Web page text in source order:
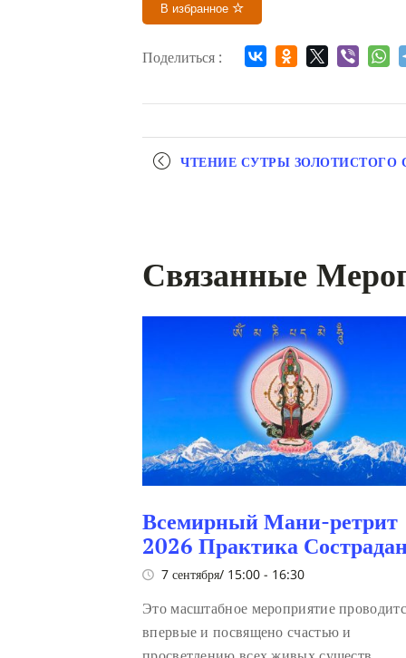
В избранное
Поделиться :
Мероприятие
ЧТЕНИЕ СУТРЫ ЗОЛОТИСТОГО
Связанные
Всемирный Мани-ретрит
2026 Практика
7 сентября/ 15:00 - 16:30
Это масштабное мероприятие
впервые и посвящено счастью и